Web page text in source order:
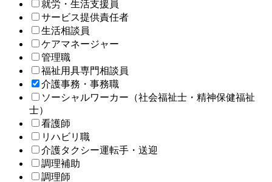
就労・生活支援員
サービス提供責任者
生活相談員
ケアマネージャー
管理職
福祉用具専門相談員
介護事務・事務職
ソーシャルワーカー（社会福祉士・精神保健福祉
士）
看護師
リハビリ職
介護タクシー運転手・送迎
調理補助
調理師